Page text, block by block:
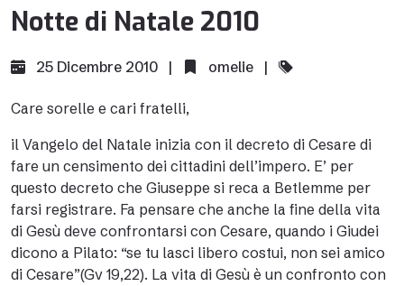
Notte di Natale 2010
25 Dicembre 2010 | omelie |
Care sorelle e cari fratelli,
il Vangelo del Natale inizia con il decreto di Cesare di
fare un censimento dei cittadini dell’impero. E’ per
questo decreto che Giuseppe si reca a Betlemme per
farsi registrare. Fa pensare che anche la fine della vita
di Gesù deve confrontarsi con Cesare, quando i Giudei
dicono a Pilato: “se tu lasci libero costui, non sei amico
di Cesare”(Gv 19,22). La vita di Gesù è un confronto con